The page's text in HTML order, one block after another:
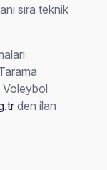
sıra teknik
Voleybol
den ilan